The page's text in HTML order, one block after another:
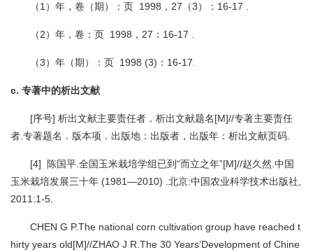
（1）年，卷（期）：页 1998，27（3）：16-17 .
（2）年，卷：页 1998，27：16-17 .
（3）年（期）：页 1998 (3)：16-17.
c. 专著中的析出文献
[序号] 析出文献主要责任者．析出文献题名[M]//专著主要责任
者.专著题名．版本项．出版地：出版者，出版年：析出文献页码.
[4] 陈国平.全国玉米栽培学组已到“而立之年”[M]//赵久然.中国
玉米栽培发展三十年 (1981—2010) .北京:中国农业科学技术出版社,
2011:1-5.
CHEN G P.The national corn cultivation group have reached t
hirty years old[M]//ZHAO J R.The 30 Years’Development of Chine